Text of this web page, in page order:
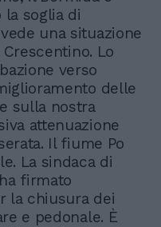
la soglia di
una situazione
Lo
verso
delle
sulla nostra
attenuazione
Il fiume Po
La sindaca di
firmato
la chiusura dei
e pedonale. È